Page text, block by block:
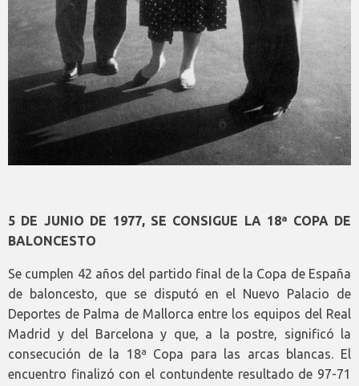
5 DE JUNIO DE 1977, SE CONSIGUE LA 18ª COPA DE
BALONCESTO
Se cumplen 42 años del partido final de la Copa de España
de baloncesto, que se disputó en el Nuevo Palacio de
Deportes de Palma de Mallorca entre los equipos del Real
Madrid y del Barcelona y que, a la postre, significó la
consecución de la 18ª Copa para las arcas blancas. El
encuentro finalizó con el contundente resultado de 97-71